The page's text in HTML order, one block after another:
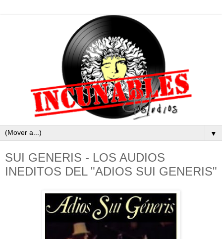
▼
SUI GENERIS - LOS AUDIOS
INEDITOS DEL "ADIOS SUI GENERIS"